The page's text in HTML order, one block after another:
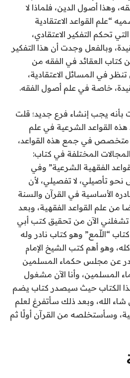
وهذا أصول الدين، فلماذا لا
“علم القواعد الاعتقادية
تحكم التفكير الاعتقادي،
وبالفعل وجدت أن هذا التفكير
كتاب العقائد في الفقه من
في المسائل الاعتقادية،
خاصة في علم أصول الفقه.
يجب إنشاء فرع جديد؛ قلت
القواعد الشرعية في علم
متخصص في جمع هذه القواعد،
المختلفة في كتاب:
الفقهية الشرعية” وفي
نحو تأصيلي، لا تفصيلي، لأن
الأساسية في القرآن والسنة
من علم القواعد الفقهية، وبعد
الآن من تحقيق كتب أبي
“اللّمع” وهو كتاب نادر وله
وهو أهم كتب الشيخ الإمام
عن مجلس حكماء المسلمين
المسلمين، وأنا الآن مشغول
الكتاب حيث سيصدر كتاب يضم
شاء الله، وبعد ذلك سأتفرغ لعلم
وسأستخلصه من القرآن أولًا ثم